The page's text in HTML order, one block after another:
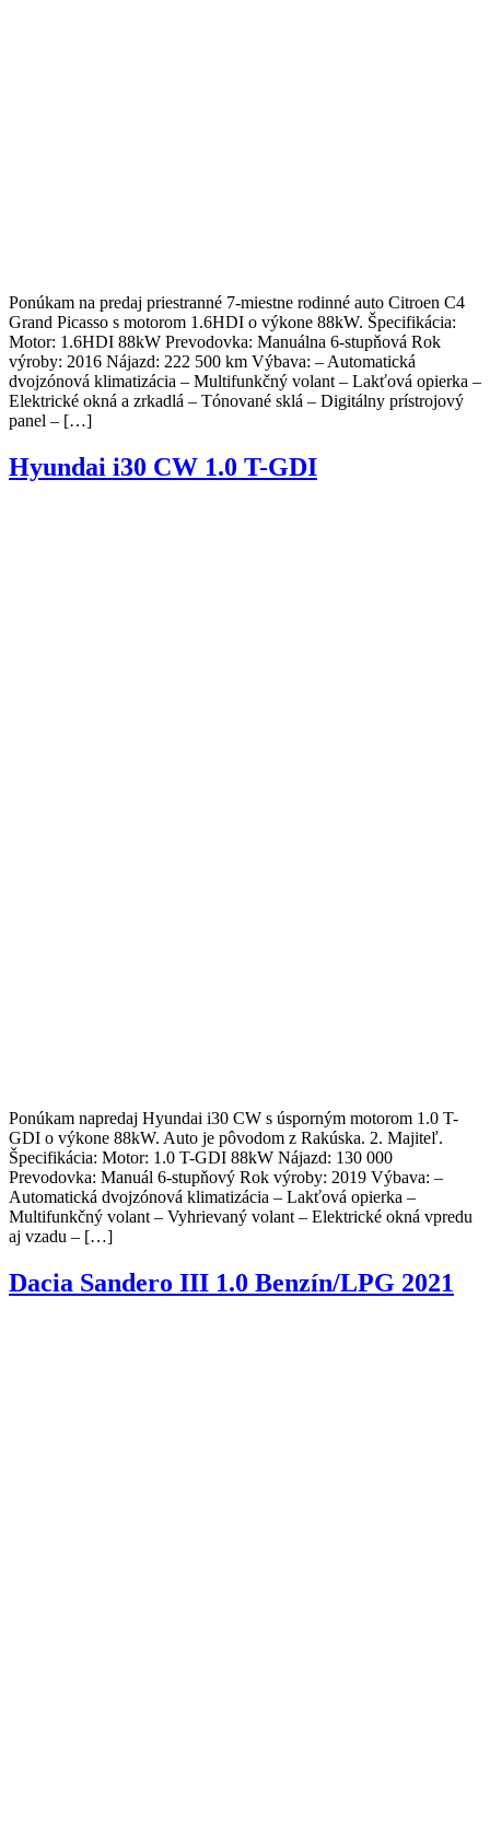
Ponúkam na predaj priestranné 7-miestne rodinné auto Citroen C4
Grand Picasso s motorom 1.6HDI o výkone 88kW. Špecifikácia:
Motor: 1.6HDI 88kW Prevodovka: Manuálna 6-stupňová Rok
výroby: 2016 Nájazd: 222 500 km Výbava: – Automatická
dvojzónová klimatizácia – Multifunkčný volant – Lakťová opierka –
Elektrické okná a zrkadlá – Tónované sklá – Digitálny prístrojový
panel – […]
Hyundai i30 CW 1.0 T-GDI
Ponúkam napredaj Hyundai i30 CW s úsporným motorom 1.0 T-
GDI o výkone 88kW. Auto je pôvodom z Rakúska. 2. Majiteľ.
Špecifikácia: Motor: 1.0 T-GDI 88kW Nájazd: 130 000
Prevodovka: Manuál 6-stupňový Rok výroby: 2019 Výbava: –
Automatická dvojzónová klimatizácia – Lakťová opierka –
Multifunkčný volant – Vyhrievaný volant – Elektrické okná vpredu
aj vzadu – […]
Dacia Sandero III 1.0 Benzín/LPG 2021